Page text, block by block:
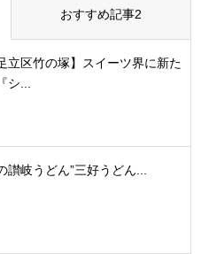
おすすめ記事2
立区竹の塚】スイーツ界に新た
シ...
讃岐うどん”三好うどん...